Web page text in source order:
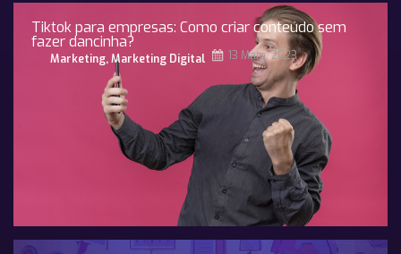
Tiktok para empresas: Como criar conteúdo sem
fazer dancinha?
Marketing,Marketing Digital 13 Maio, 2023